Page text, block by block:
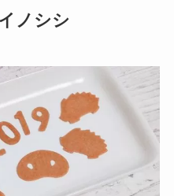
ノシシ